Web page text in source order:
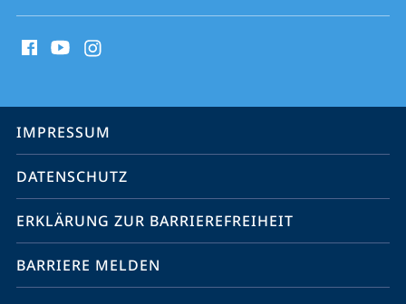
Media
Service-
Navigation
IMPRESSUM
DATENSCHUTZ
ERKLÄRUNG ZUR BARRIEREFREIHEIT
BARRIERE MELDEN